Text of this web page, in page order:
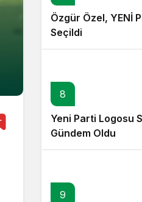
Özgür Özel, YENİ
Seçildi
8
Yeni Parti Logosu
Gündem Oldu
9